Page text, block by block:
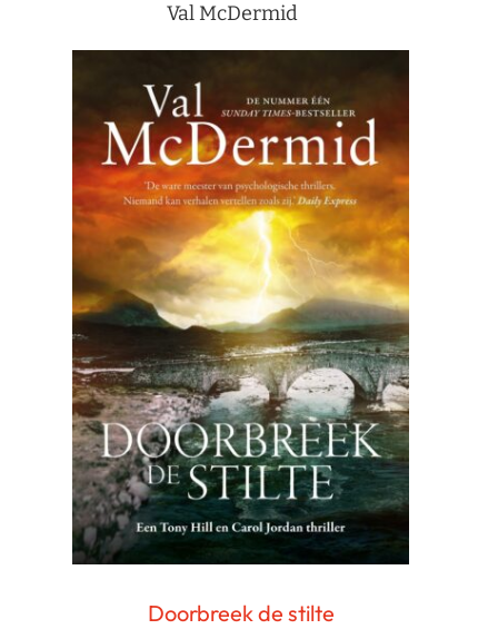
Val McDermid
Doorbreek de stilte